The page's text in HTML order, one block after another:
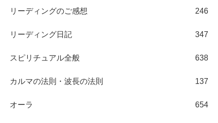
リーディングのご感想 246
リーディング日記 347
スピリチュアル全般 638
カルマの法則・波長の法則 137
オーラ 654